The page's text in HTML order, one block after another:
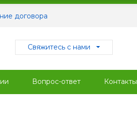
договора
Свяжитесь с нами
Вопрос-ответ Контакты